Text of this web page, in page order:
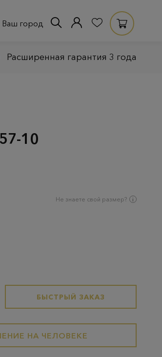
Ваш город
Расширенная гарантия 3 года
10
Не знаете свой размер?
БЫСТРЫЙ ЗАКАЗ
НА ЧЕЛОВЕКЕ